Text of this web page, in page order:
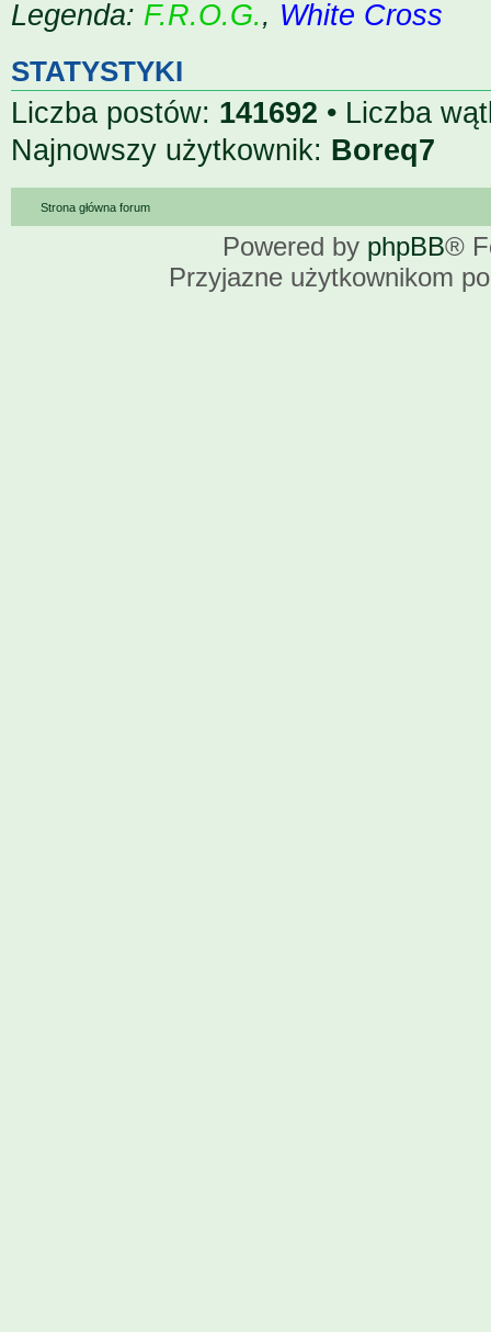
Legenda: F.R.O.G., White Cross
STATYSTYKI
Liczba postów: 141692 • Liczba
Najnowszy użytkownik: Boreq7
Strona główna forum
Powered by phpBB®
Przyjazne użytkownikom